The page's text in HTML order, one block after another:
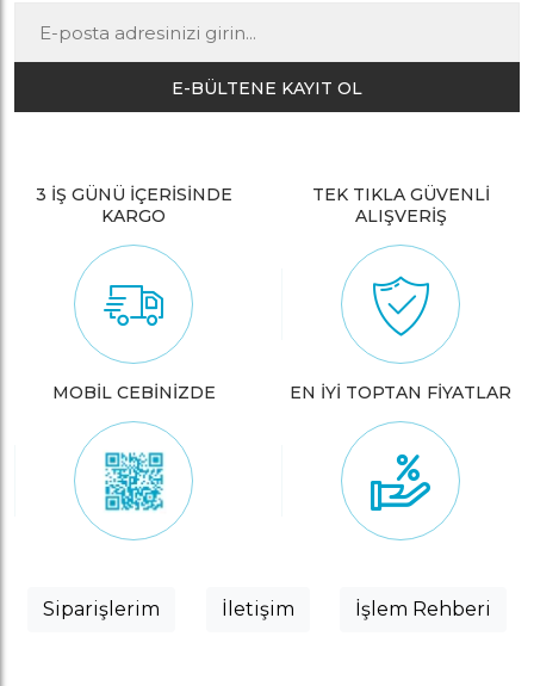
E-BÜLTENE KAYIT OL
3 İŞ GÜNÜ İÇERİSİNDE
KARGO
TEK TIKLA GÜVENLİ
ALIŞVERİŞ
MOBİL CEBİNİZDE EN İYİ TOPTAN FİYATLAR
Siparişlerim İletişim İşlem Rehberi